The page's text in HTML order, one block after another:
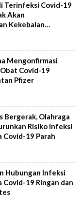
Terinfeksi Covid-19
Akan
Kekebalan
CoV-2
Mengonfirmasi
Covid-19
Pfizer
Bergerak, Olahraga
Risiko Infeksi
Covid-19 Parah
Hubungan Infeksi
Covid-19 Ringan dan